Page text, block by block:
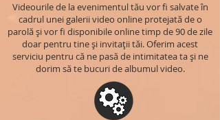
Videourile de la evenimentul tău vor fi salvate în
cadrul unei galerii video online protejată de o
parolă și vor fi disponibile online timp de 90 de zile
doar pentru tine și invitații tăi. Oferim acest
serviciu pentru că ne pasă de intimitatea ta și ne
dorim să te bucuri de albumul video.